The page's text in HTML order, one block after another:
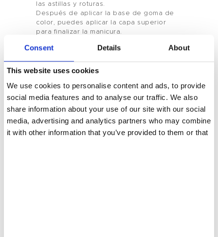
Consent Details About
This website uses cookies
We use cookies to personalise content and ads, to provide
social media features and to analyse our traffic. We also
share information about your use of our site with our social
media, advertising and analytics partners who may combine
it with other information that you’ve provided to them or that
Color De Uñas
Tenteu
Contacto
Blog
ES
las astillas y roturas.
Después de aplicar la base de goma de
color, puedes aplicar la capa superior
para finalizar la manicura.
You May Also Like